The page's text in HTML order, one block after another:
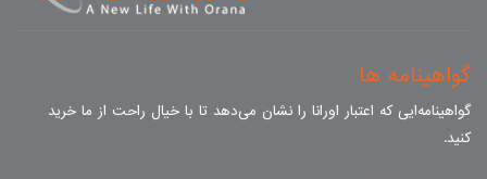
گواهینامه ها
گواهینامه‌ایی که اعتبار اورانا را نشان می‌دهد تا با خیال راحت از ما خرید
کنید.